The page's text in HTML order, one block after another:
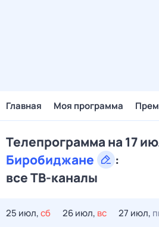
Главная Моя программа
Телепрограмма на 17
Биробиджане
:
все ТВ-каналы
25 июл,сб 26 июл, вс 27 июл,